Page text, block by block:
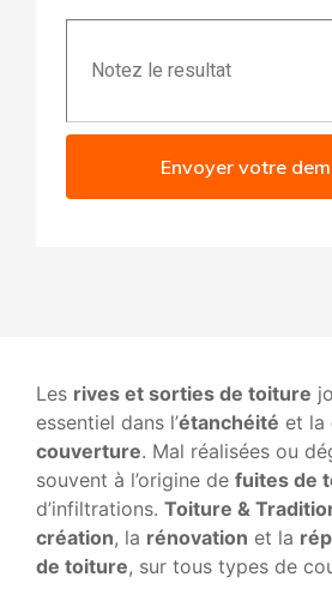
Envoyer votre
Les rives et sorties de toiture
essentiel dans l’étanchéité et la
couverture. Mal réalisées ou
souvent à l’origine de fuites de
d’infiltrations. Toiture &
création, la rénovation et la
de toiture, sur tous types de